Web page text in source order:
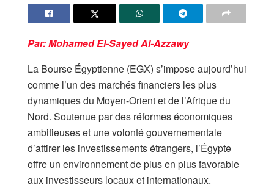
Par: Mohamed El-Sayed Al-Azzawy
La Bourse Égyptienne (EGX) s’impose aujourd’hui
comme l’un des marchés financiers les plus
dynamiques du Moyen-Orient et de l’Afrique du
Nord. Soutenue par des réformes économiques
ambitieuses et une volonté gouvernementale
d’attirer les investissements étrangers, l’Égypte
offre un environnement de plus en plus favorable
aux investisseurs locaux et internationaux.